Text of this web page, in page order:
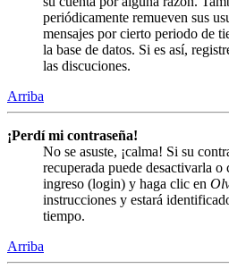
periódicamente remueven sus
mensajes por cierto periodo de
la base de datos. Si es así,
las discuciones.
Arriba
¡Perdí mi contraseña!
No se asuste, ¡calma! Si su
recuperada puede desactivarla
ingreso (login) y haga clic en
instrucciones y estará
tiempo.
Arriba